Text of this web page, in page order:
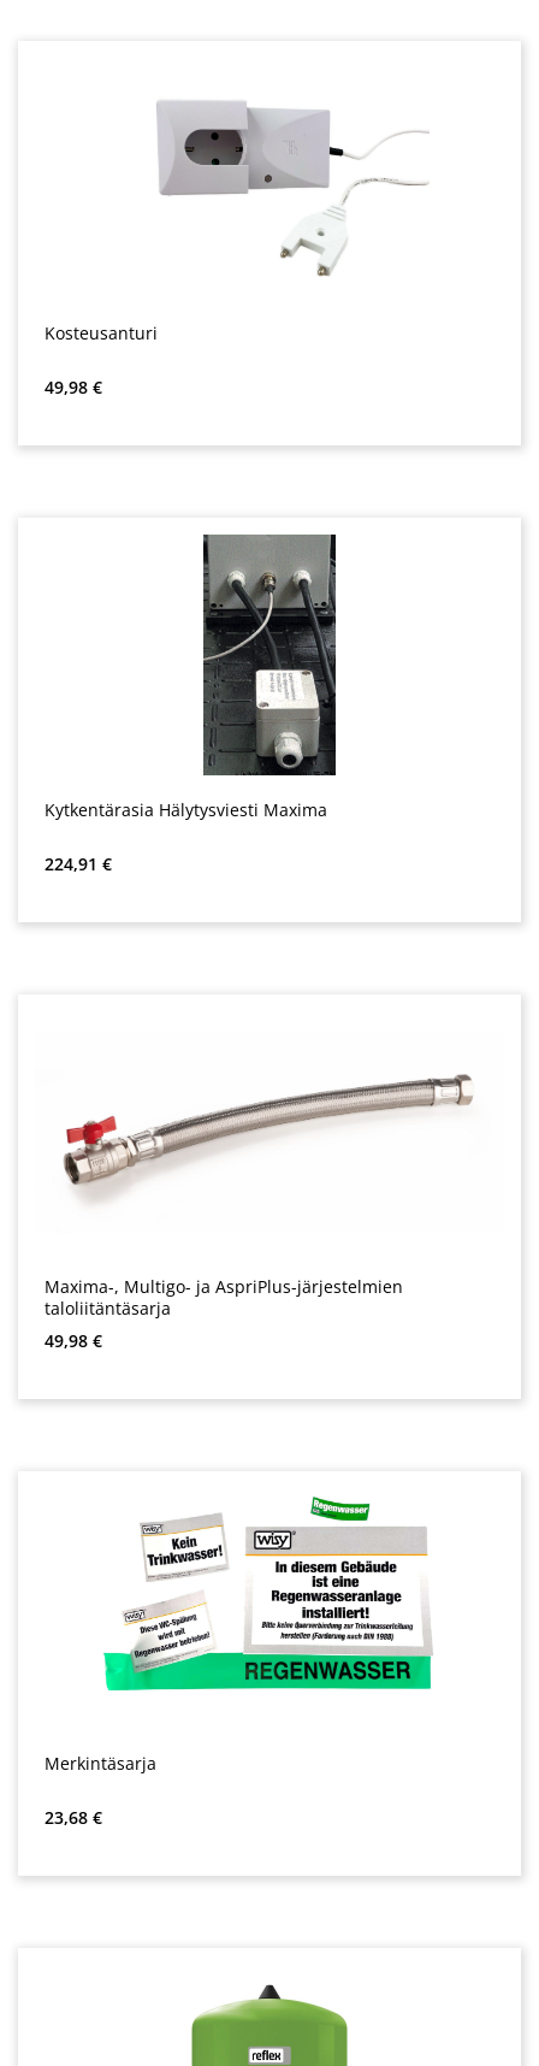
Kosteusanturi
Normaali hinta:
49,98 €
Kytkentärasia Hälytysviesti Maxima
Normaali hinta:
224,91 €
Maxima-, Multigo- ja AspriPlus-järjestelmien
taloliitäntäsarja
Normaali hinta:
49,98 €
Merkintäsarja
Normaali hinta:
23,68 €